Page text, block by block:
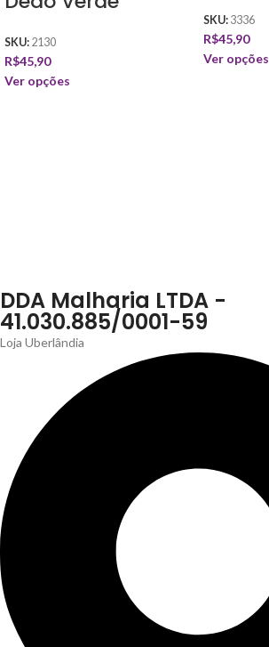
SKU: 2130
R$45,90
Ver opções
SKU: 3336
R$45,90
Ver opções
DDA Malharia LTDA -
41.030.885/0001-59
Loja Uberlândia